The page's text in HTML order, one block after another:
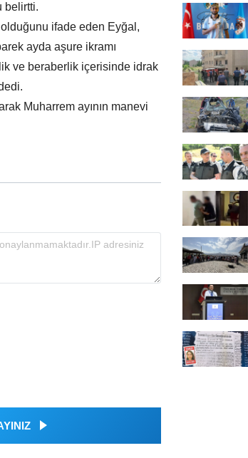
belirtti.
ifade eden Eyğal,
ayda aşure ikramı
ve beraberlik içerisinde idrak
Muharrem ayının manevi